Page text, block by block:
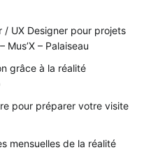
UX Designer pour projets
– Palaiseau
grâce à la réalité
pour préparer votre visite
mensuelles de la réalité